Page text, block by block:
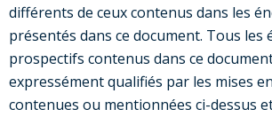
différents de ceux contenus dans les
présentés dans ce document. Tous les
prospectifs contenus dans ce
expressément qualifiés par les mises
contenues ou mentionnées ci-dessus